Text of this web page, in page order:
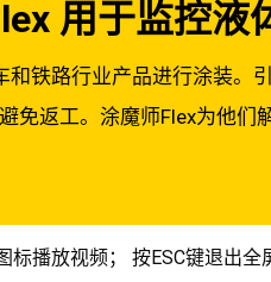
用于监控
铁路行业产品进行涂装。
免返工。涂魔师Flex为他
播放视频； 按ESC键退出全